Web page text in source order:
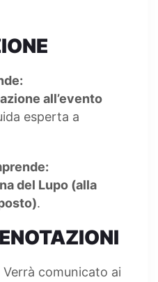
all’evento
esperta a
del Lupo (alla
.
Verrà comunicato ai